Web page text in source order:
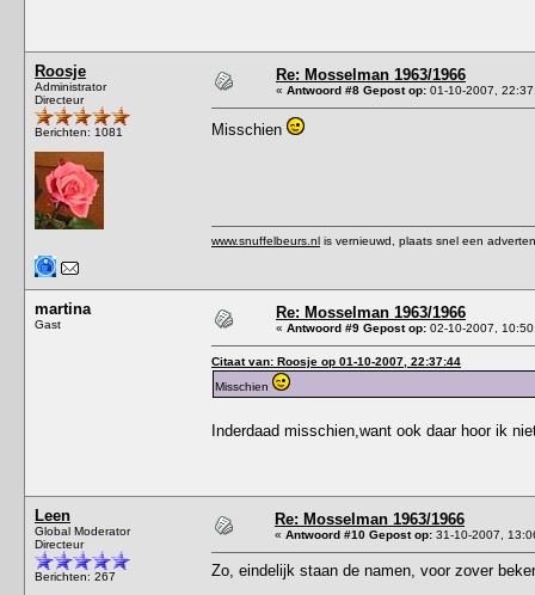
Roosje
Administrator
Directeur
Berichten: 1081
Re: Mosselman 1963/1966
« Antwoord #8 Gepost op: 01-10-2007,
Misschien
www.snuffelbeurs.nl is vernieuwd, plaats snel een
martina
Gast
Re: Mosselman 1963/1966
« Antwoord #9 Gepost op: 02-10-2007,
Citaat van: Roosje op 01-10-2007, 22:37:44
Misschien
Inderdaad misschien,want ook daar hoor ik
Leen
Global Moderator
Directeur
Berichten: 267
Re: Mosselman 1963/1966
« Antwoord #10 Gepost op: 31-10-2007,
Zo, eindelijk staan de namen, voor zover